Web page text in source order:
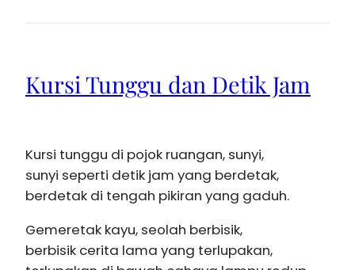
Kursi Tunggu dan Detik Jam
Kursi tunggu di pojok ruangan, sunyi,
sunyi seperti detik jam yang berdetak,
berdetak di tengah pikiran yang gaduh.
Gemeretak kayu, seolah berbisik,
berbisik cerita lama yang terlupakan,